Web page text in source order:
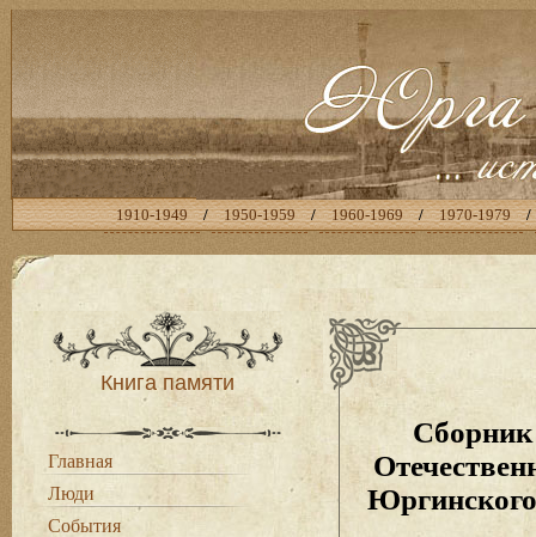
1910-1949 / 1950-1959 / 1960-1969 / 1970-1979 /
Книга памяти
Главная
Люди
События
Сборник
Юргинского